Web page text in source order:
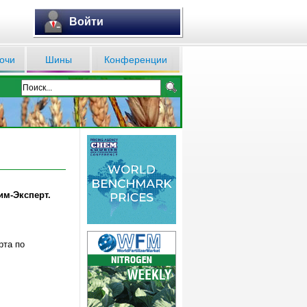
Войти
Шины Конференции
Эксперт.
по